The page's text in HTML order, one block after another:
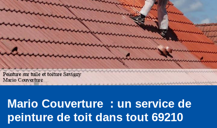
Mario Couverture : un service de
peinture de toit dans tout 69210